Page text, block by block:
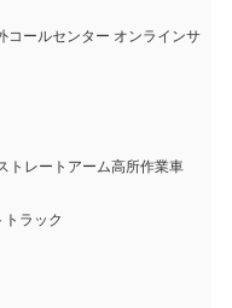
コールセンター オンラインサ
トレートアーム高所作業車
ラック